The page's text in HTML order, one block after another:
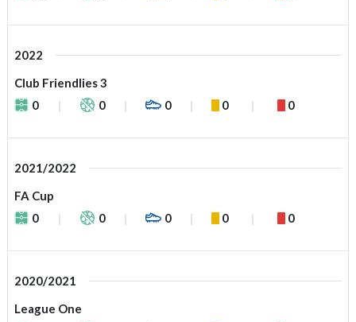
2022
Club Friendlies 3
0
0 0 0 0
2021/2022
FA Cup
0
0 0 0 0
2020/2021
League One